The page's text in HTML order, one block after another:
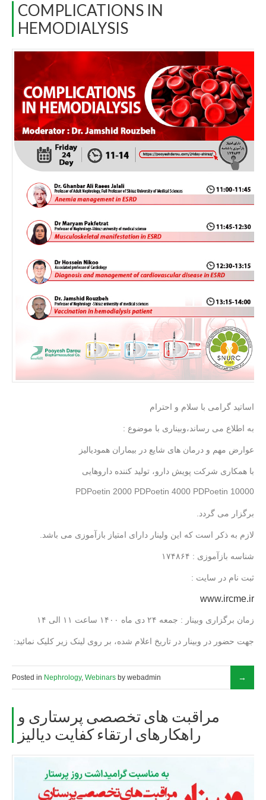
COMPLICATIONS IN
HEMODIALYSIS
اساتید گرامی با سلام و احترام
: به اطلاع می رساند،وبیناری با موضوع
عوارض مهم و درمان های شایع در بیماران همودیالیز
با همکاری شرکت پویش دارو، تولید کننده داروهایی
PDPoetin 2000 PDPoetin 4000 PDPoetin 10000
.برگزار می گردد
.لازم به ذکر است که این ولینار دارای امتیاز بازآموزی می باشد
شناسه بازآموزی : ۱۷۴۸۶۴
: ثبت نام در سایت
www.ircme.ir
زمان برگزاری وبینار : جمعه ۲۴ دی ماه ۱۴۰۰ ساعت ۱۱ الی ۱۴
:جهت حضور در وبینار در تاریخ اعلام شده، بر روی لینک زیر کلیک نمائید
Posted in Nephrology, Webinars by webadmin
مراقبت های تخصصی پرستاری و
راهکارهای ارتقاء کفایت دیالیز